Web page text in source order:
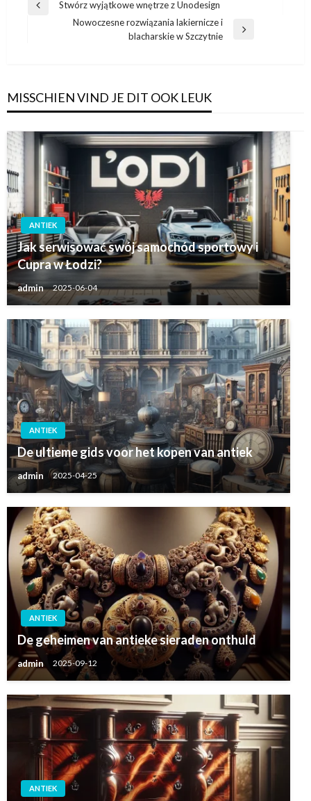
Bericht
navigatie
Vorige
Stwórz wyjątkowe wnętrze z Unodesign
Nowoczesne rozwiązania lakiernicze i
blacharskie w Szczytnie
MISSCHIEN VIND JE DIT OOK LEUK
ANTIEK
Jak serwisować swój samochód sportowy i
Cupra w Łodzi?
admin 2025-06-04
ANTIEK
De ultieme gids voor het kopen van antiek
admin 2025-04-25
ANTIEK
De geheimen van antieke sieraden onthuld
admin 2025-09-12
ANTIEK